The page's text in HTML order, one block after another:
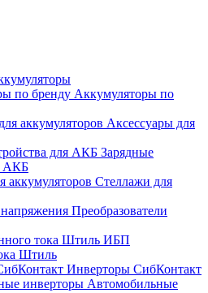
Аккумуляторы по
Аксессуары для
Зарядные
АКБ
Стеллажи для
Преобразователи
ИБП
Штиль
Инверторы СибКонтакт
Автомобильные